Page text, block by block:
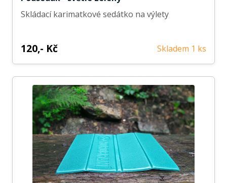
Skládací karimatkové sedátko na výlety
120,- Kč Skladem 1 ks